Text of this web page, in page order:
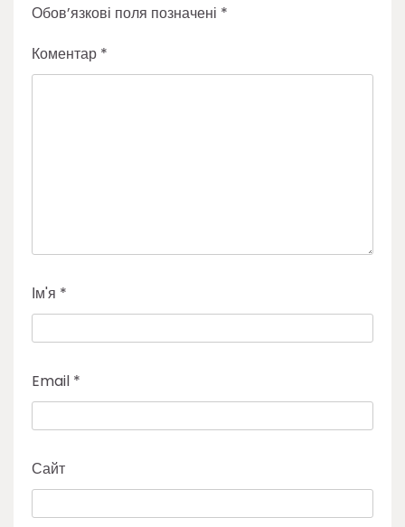
Обов’язкові поля позначені *
Коментар *
Ім'я *
Email *
Сайт